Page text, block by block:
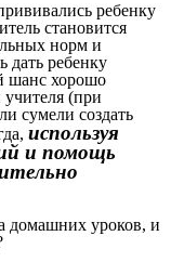
ребенку
становится
норм и
дать ребенку
шанс хорошо
учителя (при
сумели создать
используя
и помощь
домашних уроков, и